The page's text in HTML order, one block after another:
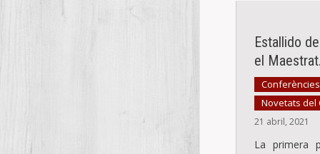
Estallido
el
Novetats del
21 abril, 2021
La primera